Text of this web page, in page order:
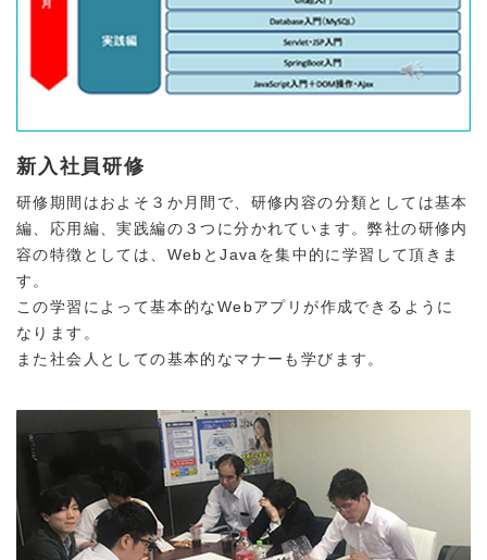
新入社員研修
研修期間はおよそ３か月間で、研修内容の分類としては基本
編、応用編、実践編の３つに分かれています。弊社の研修内
容の特徴としては、WebとJavaを集中的に学習して頂きま
す。
この学習によって基本的なWebアプリが作成できるように
なります。
また社会人としての基本的なマナーも学びます。